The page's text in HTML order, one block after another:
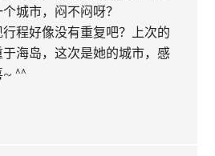
城市，闷不闷呀？
程好像没有重复吧？上次的
海岛，这次是她的城市，感
~ ^^